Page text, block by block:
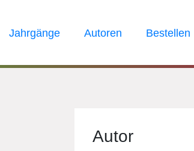
Jahrgänge Autoren Bestellen
Autor